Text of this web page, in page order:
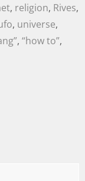
, religion, Rives,
, universe,
, “how to”,